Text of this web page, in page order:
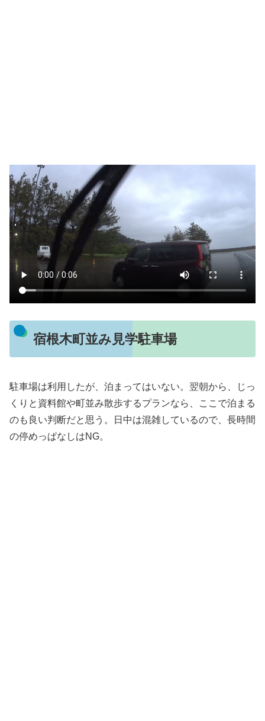
宿根木町並み見学駐車場
駐車場は利用したが、泊まってはいない。翌朝から、じっ
くりと資料館や町並み散歩するプランなら、ここで泊まる
のも良い判断だと思う。日中は混雑しているので、長時間
の停めっぱなしはNG。